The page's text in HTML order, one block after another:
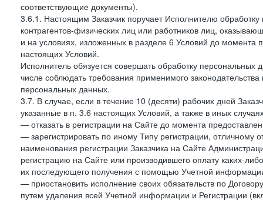
соответствующие документы).
3.6.1. Настоящим Заказчик поручает Исполнителю
контрагентов-физических лиц или работников лиц,
и на условиях, изложенных в разделе 6 Условий до момента
настоящих Условий.
Исполнитель обязуется совершать обработку
числе соблюдать требования применимого
персональных данных.
3.7. В случае, если в течение 10 (десяти) рабочих дней
указанные в п. 3.6 настоящих Условий, а также в иных
— отказать в регистрации на Сайте до момента
— зарегистрировать по иному Типу регистрации, отличному
наименования регистрации Заказчика на Сайте
регистрацию на Сайте или производившего оплату каких-
их последующего получения с помощью Учетной
— приостановить исполнение своих обязательств по
путем удаления всей Учетной информации и Регистрации